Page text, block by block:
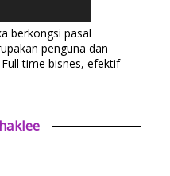
berkongsi pasal
penguna dan
time bisnes, efektif